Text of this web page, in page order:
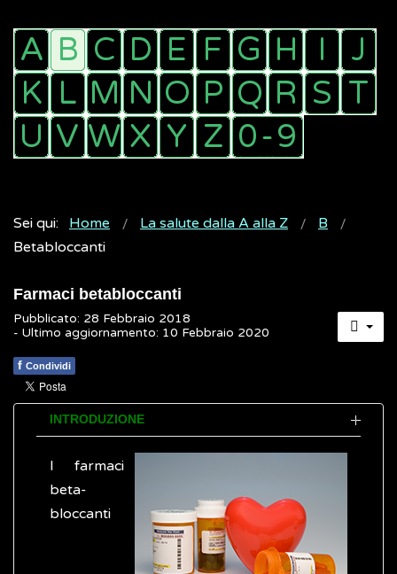
Sei qui: Home La salute dalla A alla Z
B
Betabloccanti
Farmaci betabloccanti
Pubblicato: 28 Febbraio 2018
- Ultimo aggiornamento: 10 Febbraio 2020
f Condividi
INTRODUZIONE
I farmaci
beta-
bloccanti